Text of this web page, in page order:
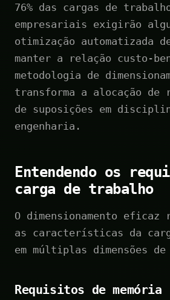
76% das cargas de
empresariais exigirão
otimização automatizada
manter a relação custo-
metodologia de
transforma a alocação de
de suposições em
engenharia.
Entendendo os
carga de trabalho
O dimensionamento eficaz
as características da
em múltiplas dimensões
Requisitos de memória